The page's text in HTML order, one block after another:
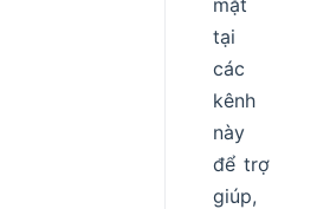
tại
các
kênh
này
để trợ
giúp,